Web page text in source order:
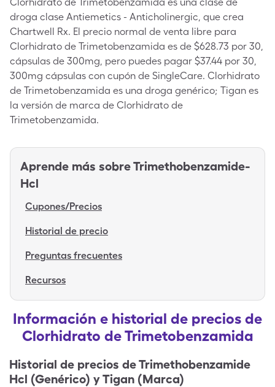
droga clase Antiemetics - Anticholinergic, que crea
Chartwell Rx. El precio normal de venta libre para
Clorhidrato de Trimetobenzamida es de $628.73 por 30,
cápsulas de 300mg, pero puedes pagar $37.44 por 30,
300mg cápsulas con cupón de SingleCare. Clorhidrato
de Trimetobenzamida es una droga genérico; Tigan es
la versión de marca de Clorhidrato de
Trimetobenzamida.
Aprende más sobreTrimethobenzamide-
Hcl
Cupones/Precios
Historial de precio
Preguntas frecuentes
Recursos
Información e historial de precios de
Clorhidrato de Trimetobenzamida
Historial de precios deTrimethobenzamide
Hcl (Genérico) y Tigan (Marca)